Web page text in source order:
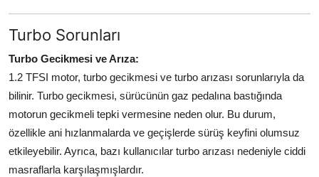
Turbo Sorunları
Turbo Gecikmesi ve Arıza:
1.2 TFSI motor, turbo gecikmesi ve turbo arızası sorunlarıyla da
bilinir. Turbo gecikmesi, sürücünün gaz pedalına bastığında
motorun gecikmeli tepki vermesine neden olur. Bu durum,
özellikle ani hızlanmalarda ve geçişlerde sürüş keyfini olumsuz
etkileyebilir. Ayrıca, bazı kullanıcılar turbo arızası nedeniyle ciddi
masraflarla karşılaşmışlardır.